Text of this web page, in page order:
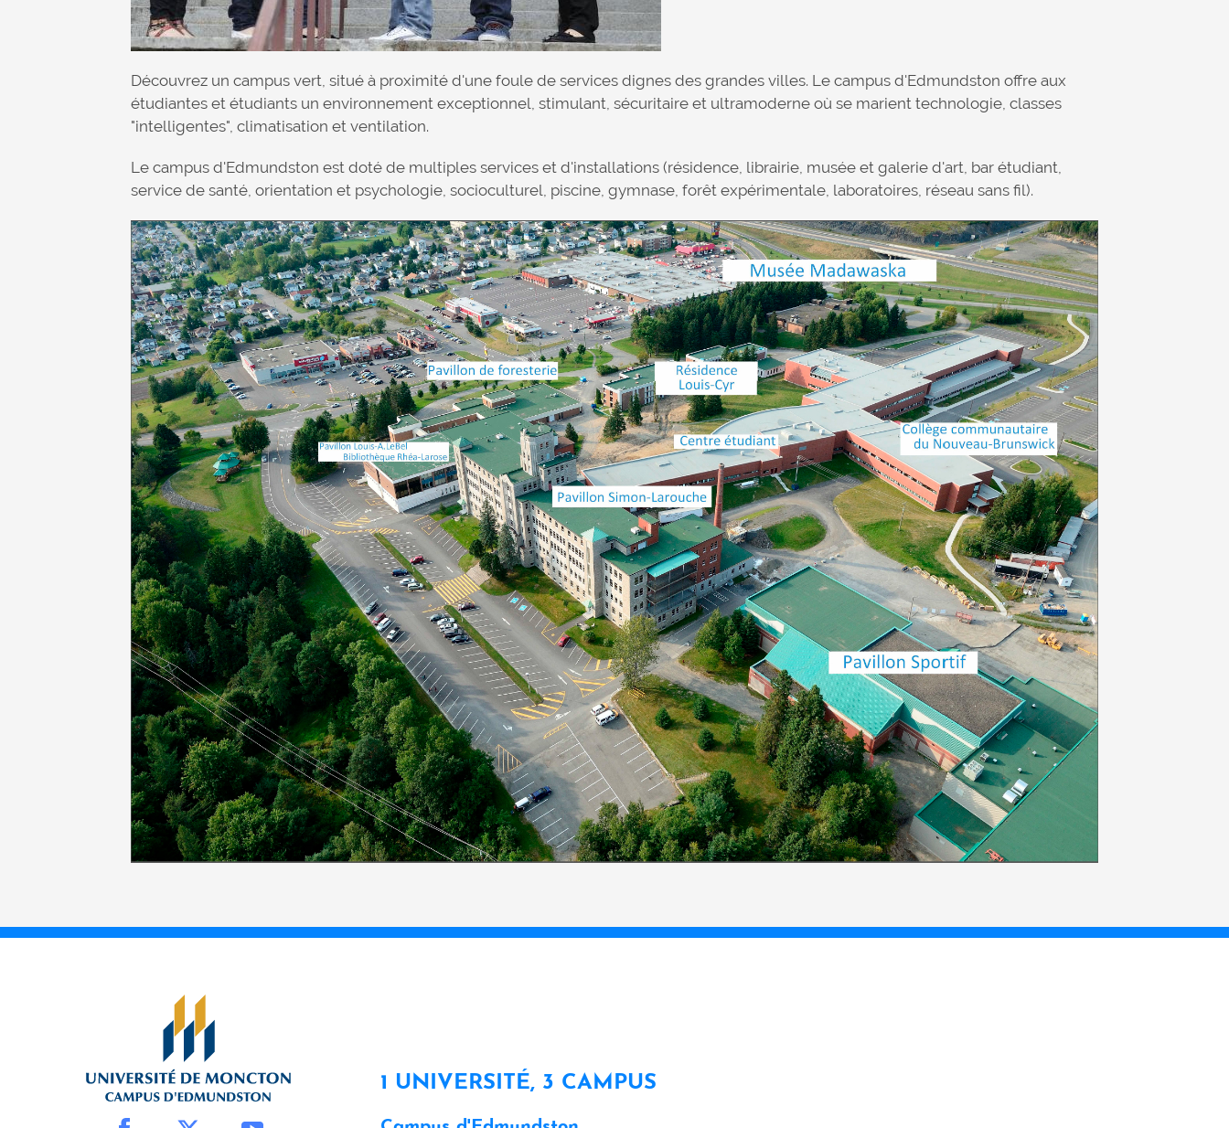
Découvrez un campus vert, situé à proximité d'une foule de services dignes des grandes villes. Le campus d'Edmundston offre aux
étudiantes et étudiants un environnement exceptionnel, stimulant, sécuritaire et ultramoderne où se marient technologie, classes
"intelligentes", climatisation et ventilation.
Le campus d'Edmundston est doté de multiples services et d'installations (résidence, librairie, musée et galerie d'art, bar étudiant,
service de santé, orientation et psychologie, socioculturel, piscine, gymnase, forêt expérimentale, laboratoires, réseau sans fil).
1 UNIVERSITÉ, 3 CAMPUS